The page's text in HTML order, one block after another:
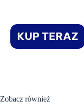
Zobacz również